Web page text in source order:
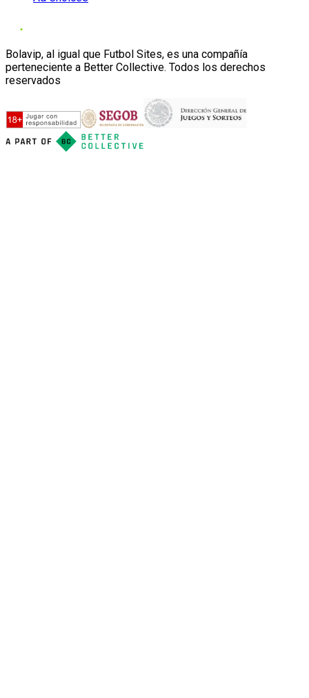
Bolavip, al igual que Futbol Sites, es una compañía
perteneciente a Better Collective. Todos los derechos
reservados